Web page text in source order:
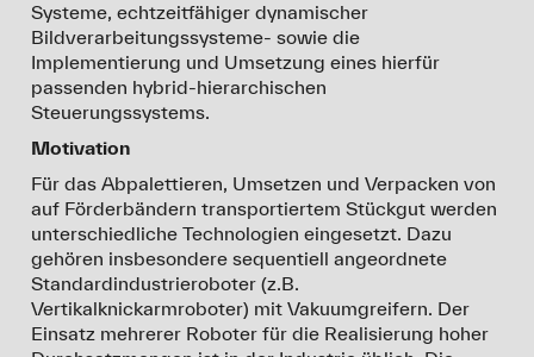
Systeme, echtzeitfähiger dynamischer
Bildverarbeitungssysteme- sowie die
Implementierung und Umsetzung eines hierfür
passenden hybrid-hierarchischen
Steuerungssystems.
Motivation
Für das Abpalettieren, Umsetzen und Verpacken von
auf Förderbändern transportiertem Stückgut werden
unterschiedliche Technologien eingesetzt. Dazu
gehören insbesondere sequentiell angeordnete
Standardindustrieroboter (z.B.
Vertikalknickarmroboter) mit Vakuumgreifern. Der
Einsatz mehrerer Roboter für die Realisierung hoher